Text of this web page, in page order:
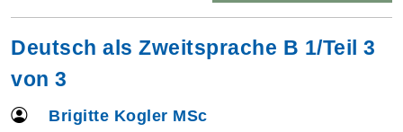
Deutsch als Zweitsprache B 1/Teil 3
von 3
Brigitte Kogler MSc